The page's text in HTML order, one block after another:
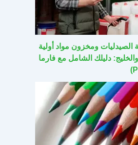
الصيدليات ومخزون مواد أولية
دليلك الشامل مع فارما